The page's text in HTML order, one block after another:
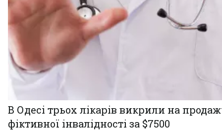
В Одесі трьох лікарів викрили на
фіктивної інвалідності за $7500